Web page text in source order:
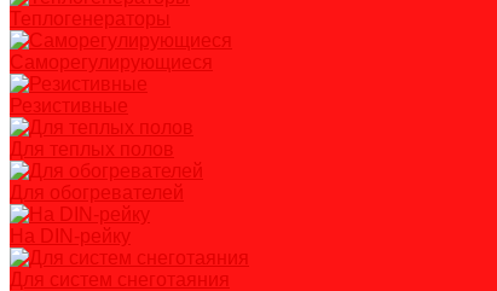
Теплогенераторы
Саморегулирующиеся
Резистивные
Для теплых полов
Для обогревателей
На DIN-рейку
Для систем снеготаяния